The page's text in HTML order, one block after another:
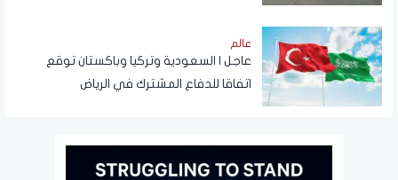
عالم
عاجل | السعودية وتركيا وباكستان توقع
اتفاقا للدفاع المشترك في الرياض